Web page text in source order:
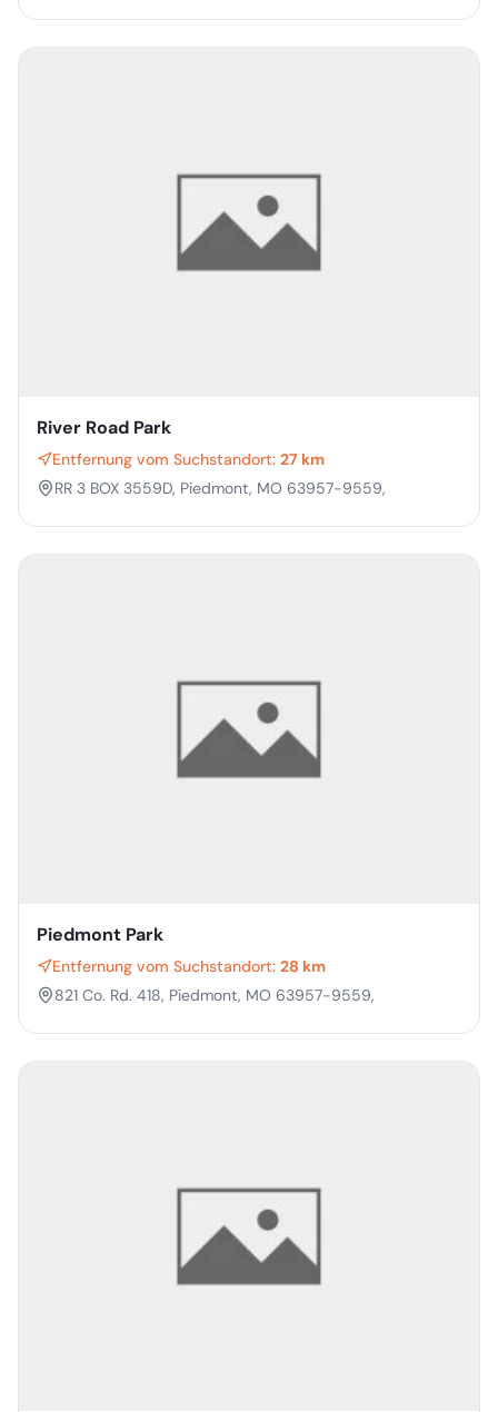
River Road Park
Entfernung vom Suchstandort: 27 km
RR 3 BOX 3559D, Piedmont, MO 63957-9559,
Piedmont Park
Entfernung vom Suchstandort: 28 km
821 Co. Rd. 418, Piedmont, MO 63957-9559,